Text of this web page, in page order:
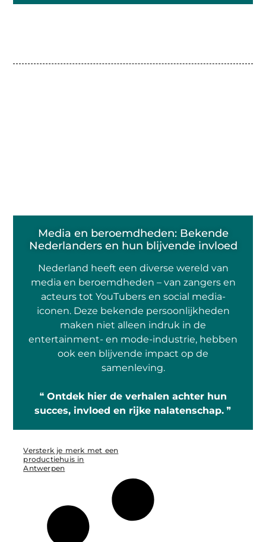
Media en beroemdheden: Bekende
Nederlanders en hun blijvende invloed
Nederland heeft een diverse wereld van
media en beroemdheden – van zangers en
acteurs tot YouTubers en social media-
iconen. Deze bekende persoonlijkheden
maken niet alleen indruk in de
entertainment- en mode-industrie, hebben
ook een blijvende impact op de
samenleving.
❝ Ontdek hier de verhalen achter hun
succes, invloed en rijke nalatenschap. ❞
Versterk je merk met een
productiehuis in
Antwerpen